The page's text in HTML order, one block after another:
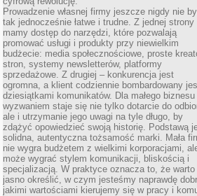
Prowadzenie własnej firmy jeszcze nigdy nie
tak jednocześnie łatwe i trudne. Z jednej strony
mamy dostęp do narzędzi, które pozwalają
promować usługi i produkty przy niewielkim
budżecie: media społecznościowe, proste
stron, systemy newsletterów, platformy
sprzedażowe. Z drugiej – konkurencja jest
ogromna, a klient codziennie bombardowany
dziesiątkami komunikatów. Dla małego biznesu
wyzwaniem staje się nie tylko dotarcie do
ale i utrzymanie jego uwagi na tyle długo, by
zdążyć opowiedzieć swoją historię. Podstawą
solidna, autentyczna tożsamość marki. Mała
nie wygra budżetem z wielkimi korporacjami,
może wygrać stylem komunikacji, bliskością i
specjalizacją. W praktyce oznacza to, że warto
jasno określić, w czym jesteśmy naprawdę
jakimi wartościami kierujemy się w pracy i